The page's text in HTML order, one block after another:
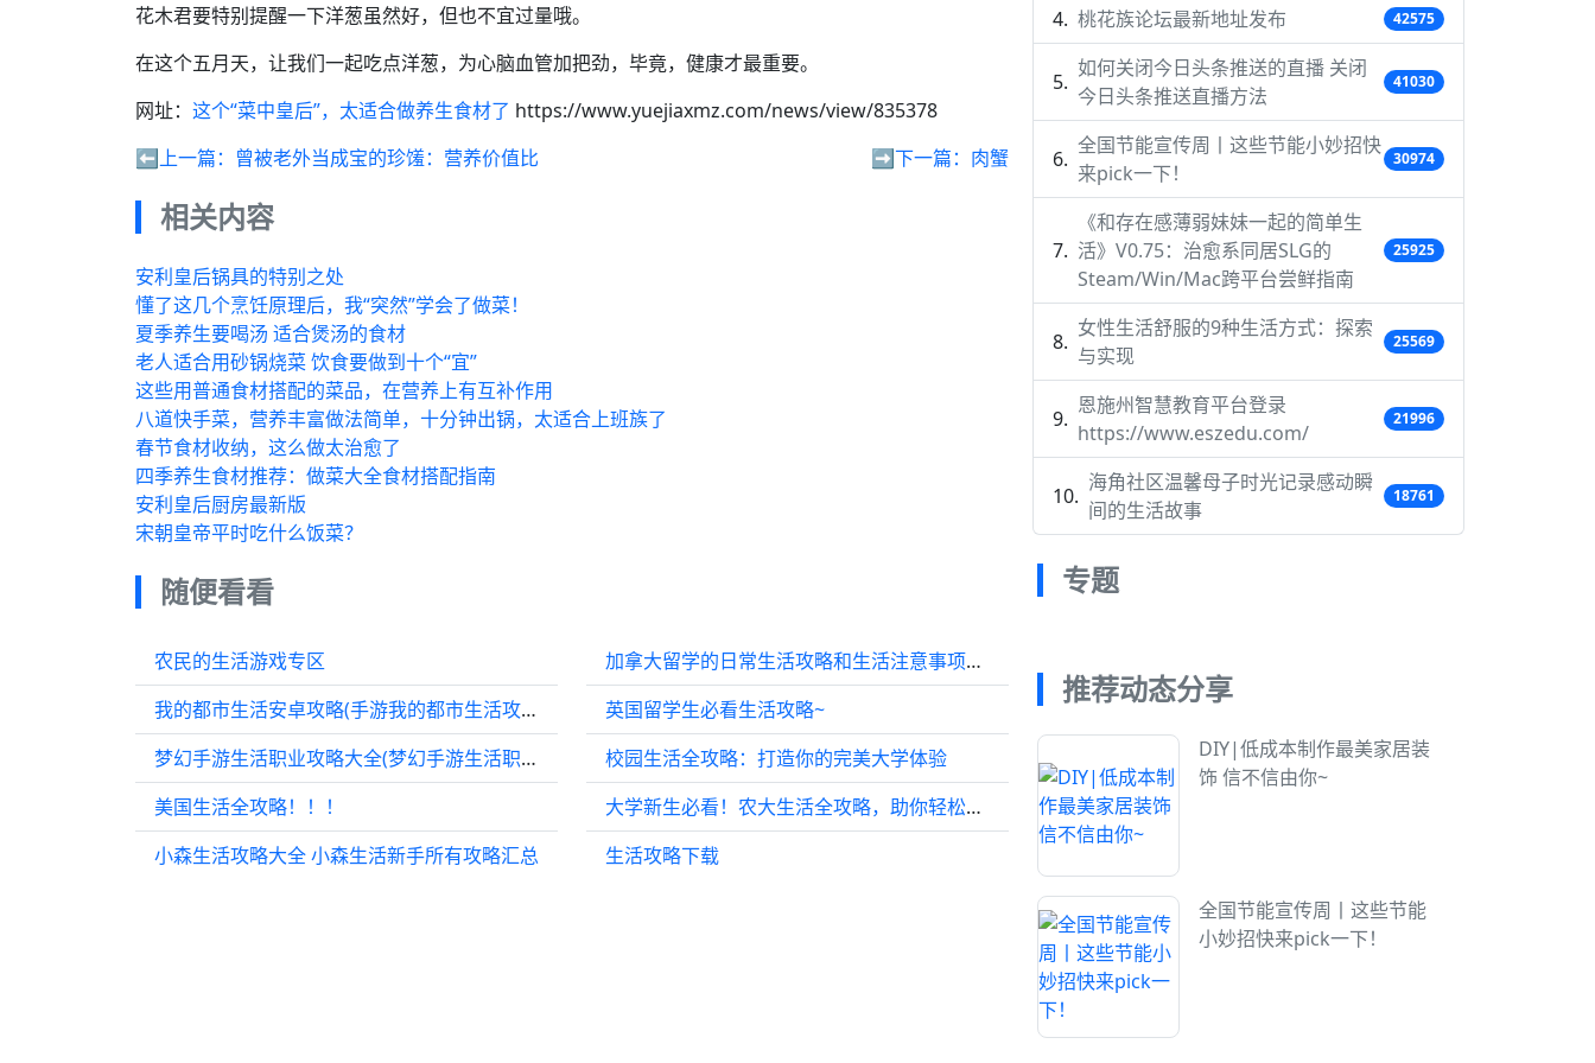
花木君要特别提醒一下洋葱虽然好，但也不宜过量哦。
在这个五月天，让我们一起吃点洋葱，为心脑血管加把劲，毕竟，健康才最重要。
网址： 这个“菜中皇后”，太适合做养生食材了 https://www.yuejiaxmz.com/news/view/835378
⬅️上一篇： 曾被老外当成宝的珍馐：营养价值比 ➡️下一篇： 肉蟹
相关内容
安利皇后锅具的特别之处
懂了这几个烹饪原理后，我“突然”学会了做菜！
夏季养生要喝汤 适合煲汤的食材
老人适合用砂锅烧菜 饮食要做到十个“宜”
这些用普通食材搭配的菜品，在营养上有互补作用
八道快手菜，营养丰富做法简单，十分钟出锅，太适合上班族了
春节食材收纳，这么做太治愈了
四季养生食材推荐：做菜大全食材搭配指南
安利皇后厨房最新版
宋朝皇帝平时吃什么饭菜？
随便看看
农民的生活游戏专区
我的都市生活安卓攻略(手游我的都市生活攻略)
梦幻手游生活职业攻略大全(梦幻手游生活职业攻略)
美国生活全攻略！！！
小森生活攻略大全 小森生活新手所有攻略汇总
加拿大留学的日常生活攻略和生活注意事项分析
英国留学生必看生活攻略~
校园生活全攻略：打造你的完美大学体验
大学新生必看！农大生活全攻略，助你轻松适应新环境
生活攻略下载
桃花族论坛最新地址发布 42575
如何关闭今日头条推送的直播 关闭
今日头条推送直播方法
41030
全国节能宣传周丨这些节能小妙招快
来pick一下！
30974
《和存在感薄弱妹妹一起的简单生
活》V0.75：治愈系同居SLG的
Steam/Win/Mac跨平台尝鲜指南
25925
女性生活舒服的9种生活方式：探索
与实现
25569
恩施州智慧教育平台登录
https://www.eszedu.com/
21996
海角社区温馨母子时光记录感动瞬
间的生活故事
18761
专题
推荐动态分享
DIY|低成本制作最美家居装
饰 信不信由你~
全国节能宣传周丨这些节能
小妙招快来pick一下！